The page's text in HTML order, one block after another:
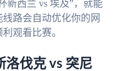
新西兰 vs 埃及”，就能
线路会自动优化你的网
观看比赛。
洛伐克 vs 突尼